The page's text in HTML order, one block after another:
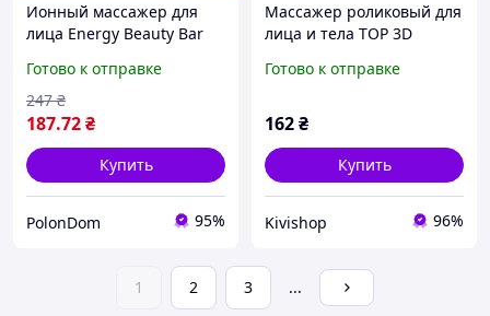
Ионный массажер для
лица Energy Beauty Bar
вибромассажер
Готово к отправке
187.72₴
247 ₴
Купить
PolonDom 95%
Массажер роликовый для
лица и тела TOP 3D
Готово к отправке
162₴
Купить
Kivishop 96%
1 2 3 ...